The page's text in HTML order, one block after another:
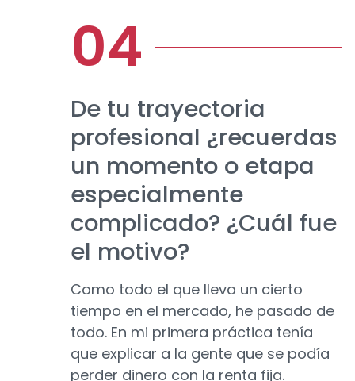
De tu trayectoria
profesional ¿recuerdas
un momento o etapa
especialmente
complicado? ¿Cuál fue
el motivo?
Como todo el que lleva un cierto
tiempo en el mercado, he pasado de
todo. En mi primera práctica tenía
que explicar a la gente que se podía
perder dinero con la renta fija.